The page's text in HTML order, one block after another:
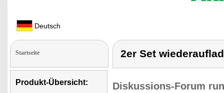
Deutsch
Startseite
Produkt-Übersicht:
2er Set
Diskussions-Forum